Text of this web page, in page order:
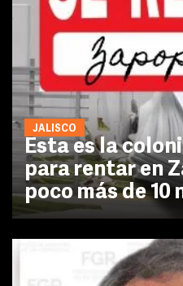
JALISCO
Esta es la
para rentar en
poco más de 10